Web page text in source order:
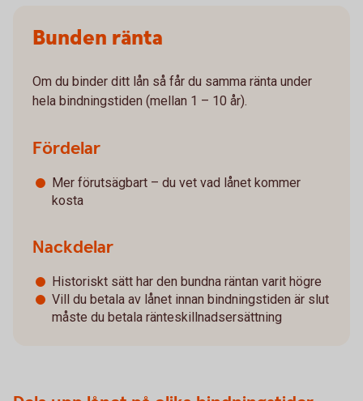
Bunden ränta
Om du binder ditt lån så får du samma ränta under
hela bindningstiden (mellan 1 – 10 år).
Fördelar
Mer förutsägbart – du vet vad lånet kommer
kosta
Nackdelar
Historiskt sätt har den bundna räntan varit högre
Vill du betala av lånet innan bindningstiden är slut
måste du betala ränteskillnadsersättning